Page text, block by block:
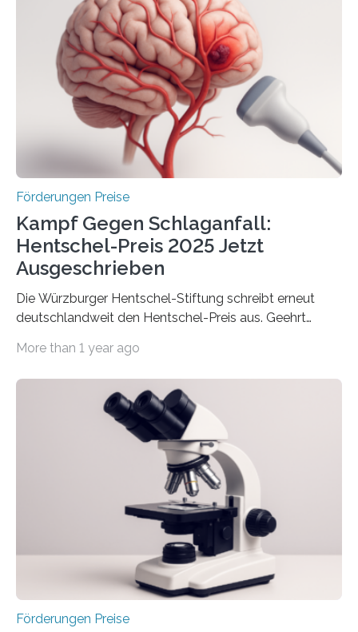
Industrieforschungsprogramme Industrielle
Gemeinschaftsforschung (IGF), Zentrales
Innovationsprogramm Mittelstand (ZIM) und
Innovationskompetenz INNO-KOM. Auf dem
Innovationstag Mittelstand 2025 am 5. Juni 2025 in
Berlin überbrachte das Bundesministerium für
Wirtschaft und Energie eine gute Nachricht:
Überplanmäßige Verpflichtungsermächtigungen in
Förderungen Preise
Kampf Gegen Schlaganfall:
Hentschel-Preis 2025 Jetzt
Ausgeschrieben
Die Würzburger Hentschel-Stiftung schreibt erneut
deutschlandweit den Hentschel-Preis aus. Geehrt
hochrangige wissenschaftliche Publikation zum Thema
Schlaganfall“ mit Sitz in Würzburg fördert die
Schlaganfallforschung, um die Behandlung der
Betroffenen zu verbessern. Dazu schreibt sie auch in
diesem Jahr wieder deutschlandweit den Hentschel-
Preis aus. Er richtet sich gezielt an jüngere
Forscherinnen und Forscher unter 40 Jahren. Geehrt
werden soll eine herausragende Doktorarbeit oder eine
hochrangige wissenschaftliche Publikation zum Thema
More than 1 year ago
Förderungen Preise